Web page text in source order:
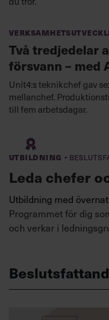
Två tredjedelar
försvann – med
Unit4:s teknikchef gav
mellanchef.
till fem arbetsdagar.
Utbildning ·
Leda chefer
Utbildning med
Programmet för dig
och verkar i